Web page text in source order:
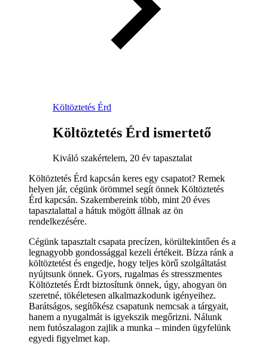
Költöztetés Érd
Költöztetés Érd ismertető
Kiváló szakértelem, 20 év tapasztalat
Költöztetés Érd kapcsán keres egy csapatot? Remek
helyen jár, cégünk örömmel segít önnek Költöztetés
Érd kapcsán. Szakembereink több, mint 20 éves
tapasztalattal a hátuk mögött állnak az ön
rendelkezésére.
Cégünk tapasztalt csapata precízen, körültekintően és a
legnagyobb gondossággal kezeli értékeit. Bízza ránk a
költöztetést és engedje, hogy teljes körű szolgáltatást
nyújtsunk önnek. Gyors, rugalmas és stresszmentes
Költöztetés Érdt biztosítunk önnek, úgy, ahogyan ön
szeretné, tökéletesen alkalmazkodunk igényeihez.
Barátságos, segítőkész csapatunk nemcsak a tárgyait,
hanem a nyugalmát is igyekszik megőrizni. Nálunk
nem futószalagon zajlik a munka – minden ügyfelünk
egyedi figyelmet kap.